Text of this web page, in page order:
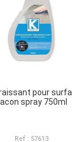
pour
spray 750ml
Ref : 57613